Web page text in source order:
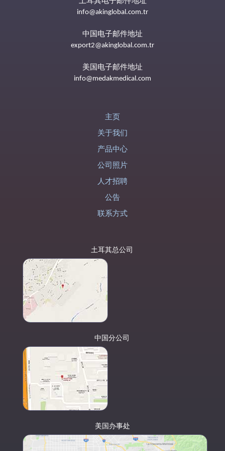
info@akinglobal.com.tr
中国电子邮件地址
export2@akinglobal.com.tr
美国电子邮件地址
info@medakmedical.com
主页
关于我们
产品中心
公司照片
人才招聘
公告
联系方式
土耳其总公司
中国分公司
美国办事处